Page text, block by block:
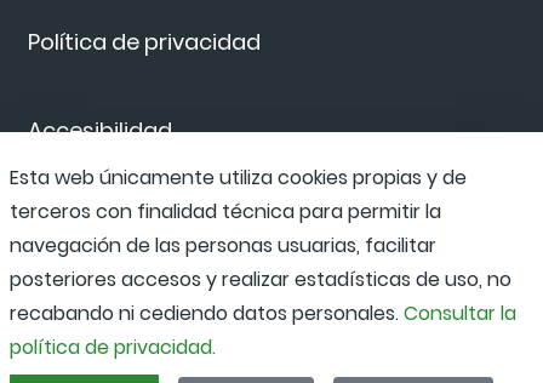
Política de privacidad
Accesibilidad
Canal de denuncias
Esta web únicamente utiliza cookies propias y de
terceros con finalidad técnica para permitir la
navegación de las personas usuarias, facilitar
posteriores accesos y realizar estadísticas de uso, no
recabando ni cediendo datos personales.Consultar la
política de privacidad.